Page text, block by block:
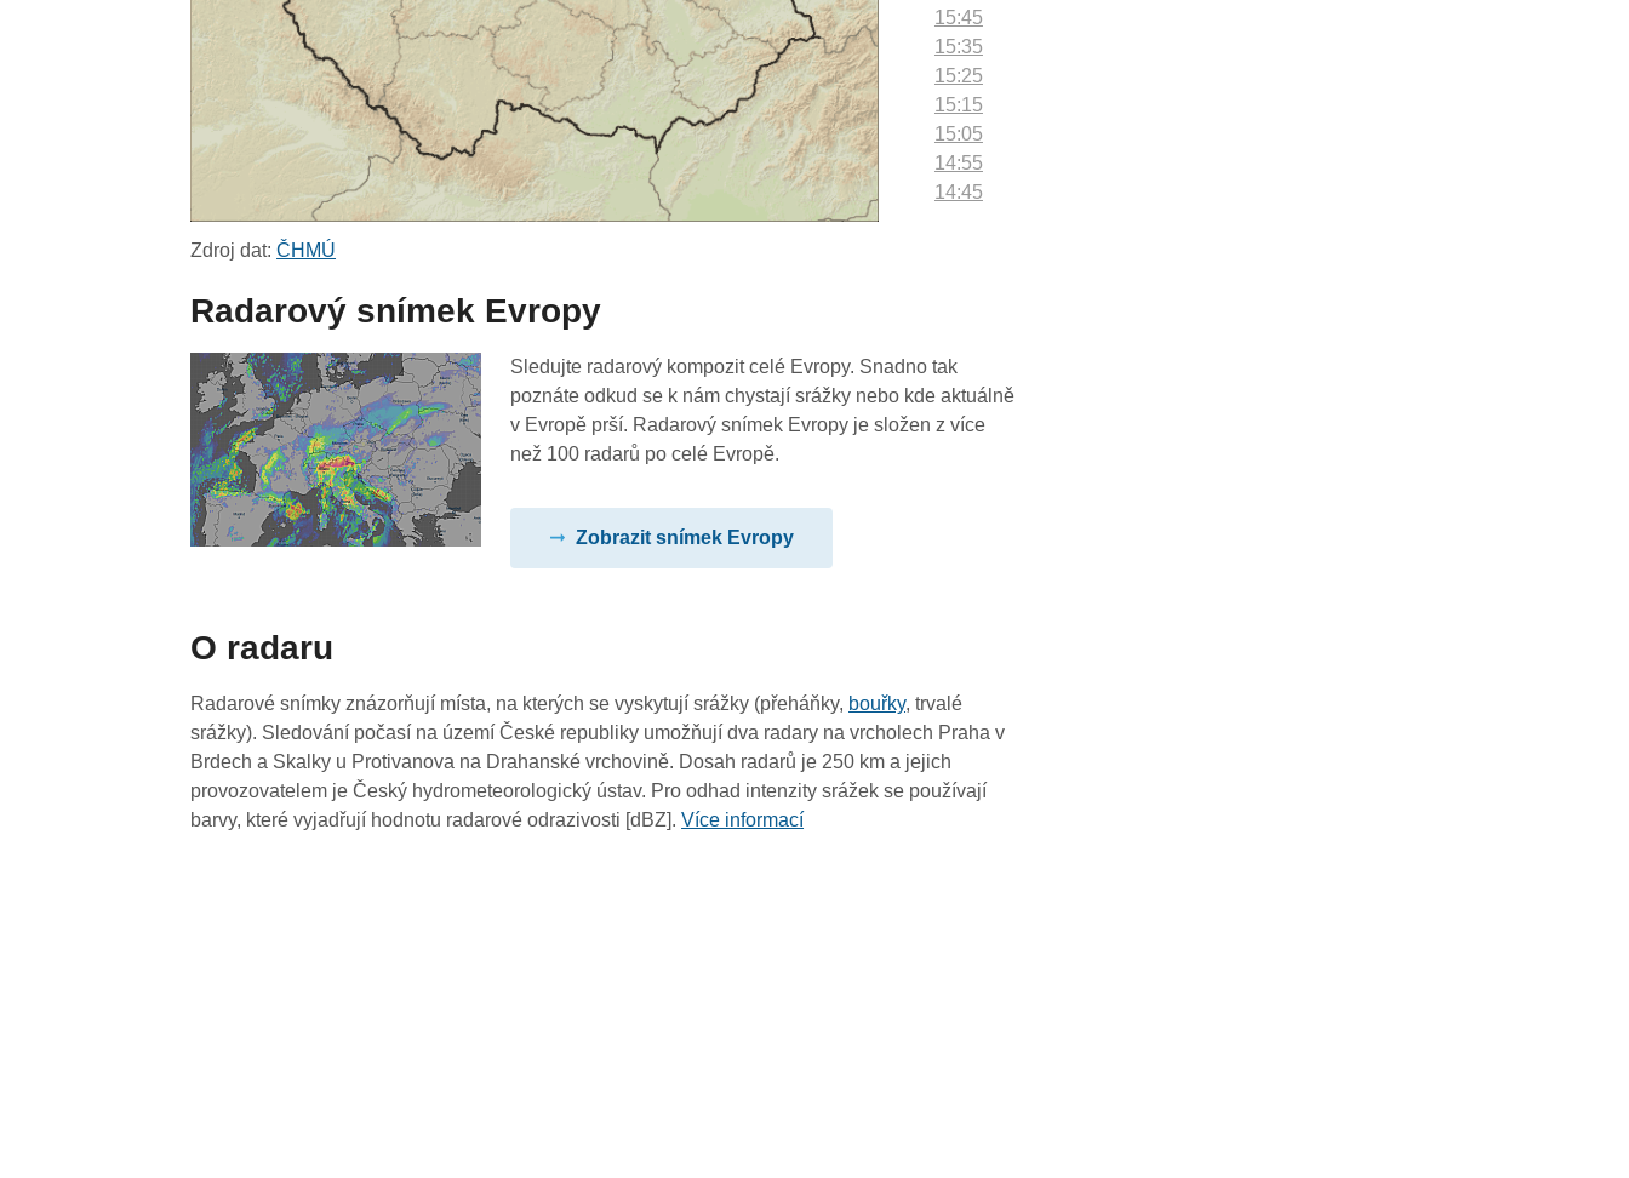
15:45
15:35
15:25
15:15
15:05
14:55
14:45
13:45
13:35
13:25
11:45
11:35
11:25
11:15
Zdroj dat:ČHMÚ
Radarový snímek Evropy
Sledujte radarový kompozit celé Evropy. Snadno tak
poznáte odkud se k nám chystají srážky nebo kde aktuálně
v Evropě prší. Radarový snímek Evropy je složen z více
než 100 radarů po celé Evropě.
Zobrazit snímek Evropy
O radaru
Radarové snímky znázorňují místa, na kterých se vyskytují srážky (přeháňky, bouřky, trvalé
srážky). Sledování počasí na území České republiky umožňují dva radary na vrcholech Praha v
Brdech a Skalky u Protivanova na Drahanské vrchovině. Dosah radarů je 250 km a jejich
provozovatelem je Český hydrometeorologický ústav. Pro odhad intenzity srážek se používají
barvy, které vyjadřují hodnotu radarové odrazivosti [dBZ].Více informací